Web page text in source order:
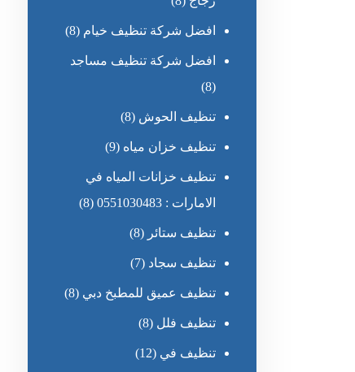
افضل شركة تنظيف خيام (8)
افضل شركة تنظيف مساجد
(8)
تنظيف الحوش (8)
تنظيف خزان مياه (9)
تنظيف خزانات المياه في
الامارات : 0551030483
(8)
تنظيف ستائر (8)
تنظيف سجاد (7)
تنظيف عميق للمطبخ دبي (8)
تنظيف فلل (8)
تنظيف في (12)